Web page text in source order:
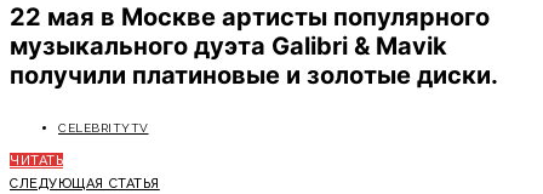
22 мая в Москве артисты популярного
музыкального дуэта Galibri & Mavik
получили платиновые и золотые диски.
CELEBRITYTV
ЧИТАТЬ
СЛЕДУЮЩАЯ СТАТЬЯ